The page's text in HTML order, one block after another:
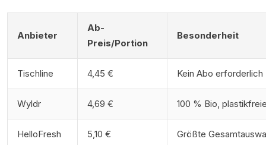
Anbieter
Ab-
Preis/Portion
Besonderheit
Tischline 4,45 € Kein Abo erforderlich
Wyldr 4,69 € 100 % Bio,
HelloFresh 5,10 € Größte